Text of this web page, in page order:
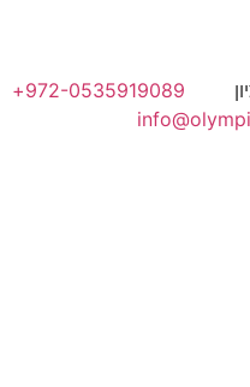
972-0535919089+